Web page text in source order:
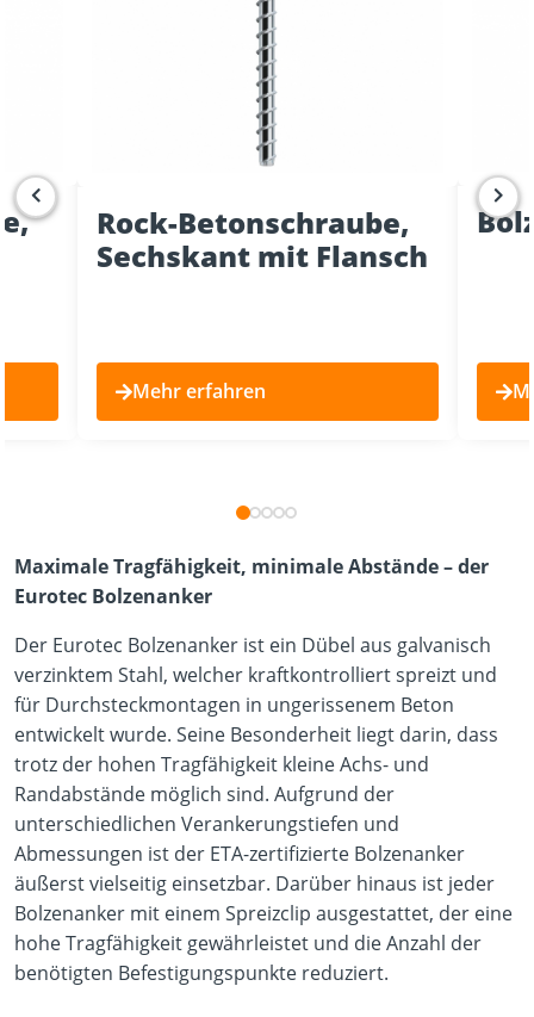
Rock-Betonschraube,
Sechskant mit Flansch
Mehr erfahren
Maximale Tragfähigkeit, minimale Abstände – der
Eurotec Bolzenanker
Der Eurotec Bolzenanker ist ein Dübel aus galvanisch
verzinktem Stahl, welcher kraftkontrolliert spreizt und
für Durchsteckmontagen in ungerissenem Beton
entwickelt wurde. Seine Besonderheit liegt darin, dass
trotz der hohen Tragfähigkeit kleine Achs- und
Randabstände möglich sind. Aufgrund der
unterschiedlichen Verankerungstiefen und
Abmessungen ist der ETA-zertifizierte Bolzenanker
äußerst vielseitig einsetzbar. Darüber hinaus ist jeder
Bolzenanker mit einem Spreizclip ausgestattet, der eine
hohe Tragfähigkeit gewährleistet und die Anzahl der
benötigten Befestigungspunkte reduziert.